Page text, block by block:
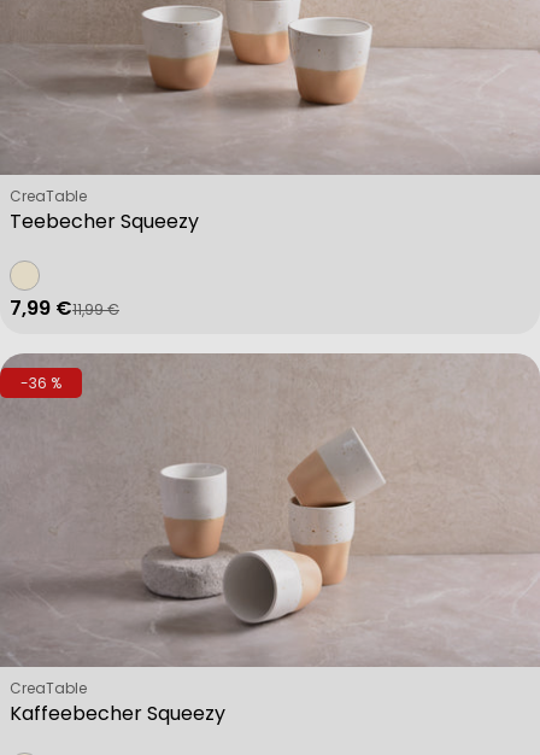
Teebecher Squeezy
Verkäufer:
CreaTable
Verkaufspreis
7,99 €
Regulärer Preis
11,99 €
-36 %
Kaffeebecher Squeezy
Verkäufer:
CreaTable